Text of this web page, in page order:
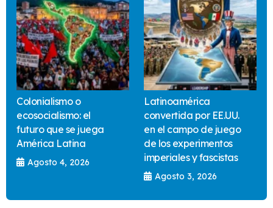
Colonialismo o
ecosocialismo: el
futuro que se juega
América Latina
Agosto 4, 2026
Latinoamérica
convertida por EE.UU.
en el campo de juego
de los experimentos
imperiales y fascistas
Agosto 3, 2026